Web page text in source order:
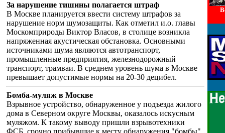
За нарушение тишины полагается штраф
В Москве планируется ввести систему штрафов за
нарушение норм шумозащиты. Как отметил и.о. главы
Москомприроды Виктор Власов, в столице возникла
напряженная акустическая обстановка. Основными
источниками шума являются автотранспорт,
промышленные предприятия, железнодорожный
транспорт, трамваи. В среднем уровень шума в Москве
превышает допустимые нормы на 20-30 децибел.
Бомба-муляж в Москве
Взрывное устройство, обнаруженное у подъезда жилого
дома в Северном округе Москвы, оказалось искусным
муляжом. К такому выводу пришли взрывотехники
ФСБ, срочно прибывшие к месту обнаружения "бомбы"